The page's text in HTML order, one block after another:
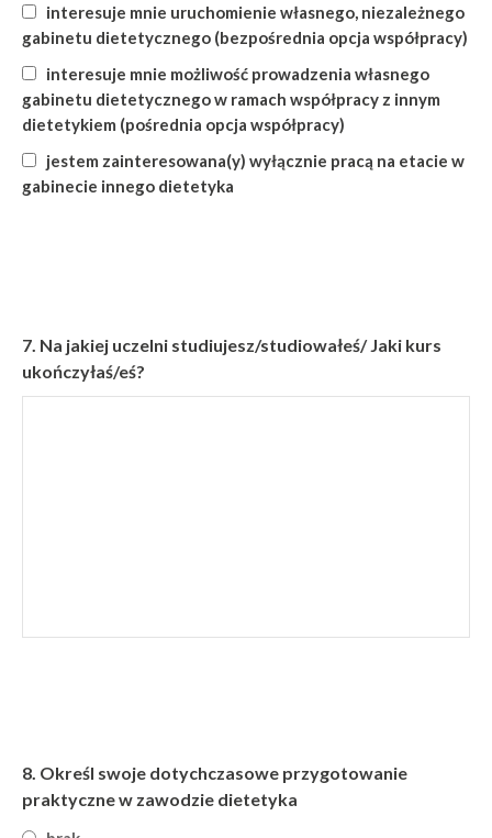
interesuje mnie uruchomienie własnego, niezależnego
gabinetu dietetycznego (bezpośrednia opcja współpracy)
interesuje mnie możliwość prowadzenia własnego
gabinetu dietetycznego w ramach współpracy z innym
dietetykiem (pośrednia opcja współpracy)
jestem zainteresowana(y) wyłącznie pracą na etacie w
gabinecie innego dietetyka
7. Na jakiej uczelni studiujesz/studiowałeś/ Jaki kurs
ukończyłaś/eś?
8. Określ swoje dotychczasowe przygotowanie
praktyczne w zawodzie dietetyka